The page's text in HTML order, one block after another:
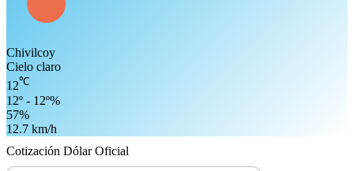
Chivilcoy
Cielo claro
12℃
12º - 12º%
57%
12.7 km/h
Cotización Dólar Oficial